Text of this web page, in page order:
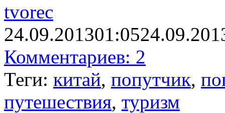
tvorec
24.09.201301:05
Комментариев: 2
Теги: китай, попутчик,
путешествия, туризм